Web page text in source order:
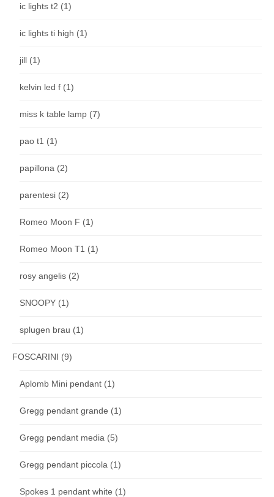
ic lights t2 (1)
ic lights ti high (1)
jill (1)
kelvin led f (1)
miss k table lamp (7)
pao t1 (1)
papillona (2)
parentesi (2)
Romeo Moon F (1)
Romeo Moon T1 (1)
rosy angelis (2)
SNOOPY (1)
splugen brau (1)
FOSCARINI (9)
Aplomb Mini pendant (1)
Gregg pendant grande (1)
Gregg pendant media (5)
Gregg pendant piccola (1)
Spokes 1 pendant white (1)